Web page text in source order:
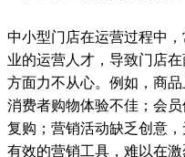
中小型门店在运营过程中
业的运营人才，导致门店
方面力不从心。例如，商
消费者购物体验不佳；会
复购；营销活动缺乏创意
有效的营销工具，难以在